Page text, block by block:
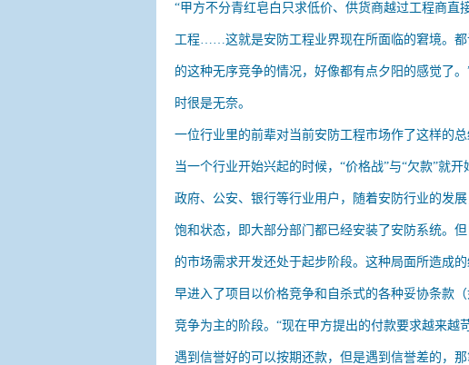
“甲方不分青红皂白只求低价、供货商越过工程商直
工程……这就是安防工程业界现在所面临的窘境。
的这种无序竞争的情况，好像都有点夕阳的感觉了
时很是无奈。
一位行业里的前辈对当前安防工程市场作了这样的
当一个行业开始兴起的时候，“价格战”与“欠款”就
政府、公安、银行等行业用户，随着安防行业的发
饱和状态，即大部分部门都已经安装了安防系统。
的市场需求开发还处于起步阶段。这种局面所造成
早进入了项目以价格竞争和自杀式的各种妥协条款
竞争为主的阶段。“现在甲方提出的付款要求越来越
遇到信誉好的可以按期还款，但是遇到信誉差的，